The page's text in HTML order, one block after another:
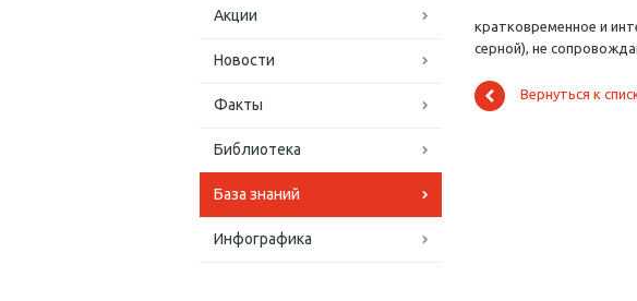
Акции
Новости
Факты
Библиотека
База знаний
Инфографика
кратковременное и
серной), не
Вернуться к